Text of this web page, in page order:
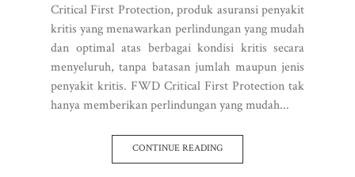
Critical First Protection, produk asuransi penyakit
kritis yang menawarkan perlindungan yang mudah
dan optimal atas berbagai kondisi kritis secara
menyeluruh, tanpa batasan jumlah maupun jenis
penyakit kritis. FWD Critical First Protection tak
hanya memberikan perlindungan yang mudah...
CONTINUE READING